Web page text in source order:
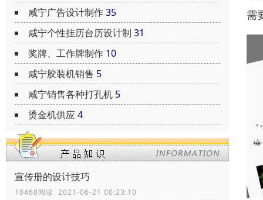
咸宁广告设计制作35
咸宁个性挂历台历设计制 31
奖牌、工作牌制作 10
咸宁胶装机销售 5
咸宁销售各种打孔机 5
烫金机供应4
宣传册的设计技巧
10468阅读 2021-06-21 00:23:10
需